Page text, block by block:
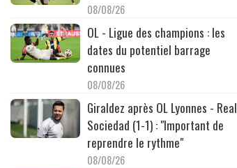
08/08/26
OL - Ligue des champions : les
dates du potentiel barrage
connues
08/08/26
Giraldez après OL Lyonnes - Real
Sociedad (1-1) : "Important de
reprendre le rythme"
08/08/26